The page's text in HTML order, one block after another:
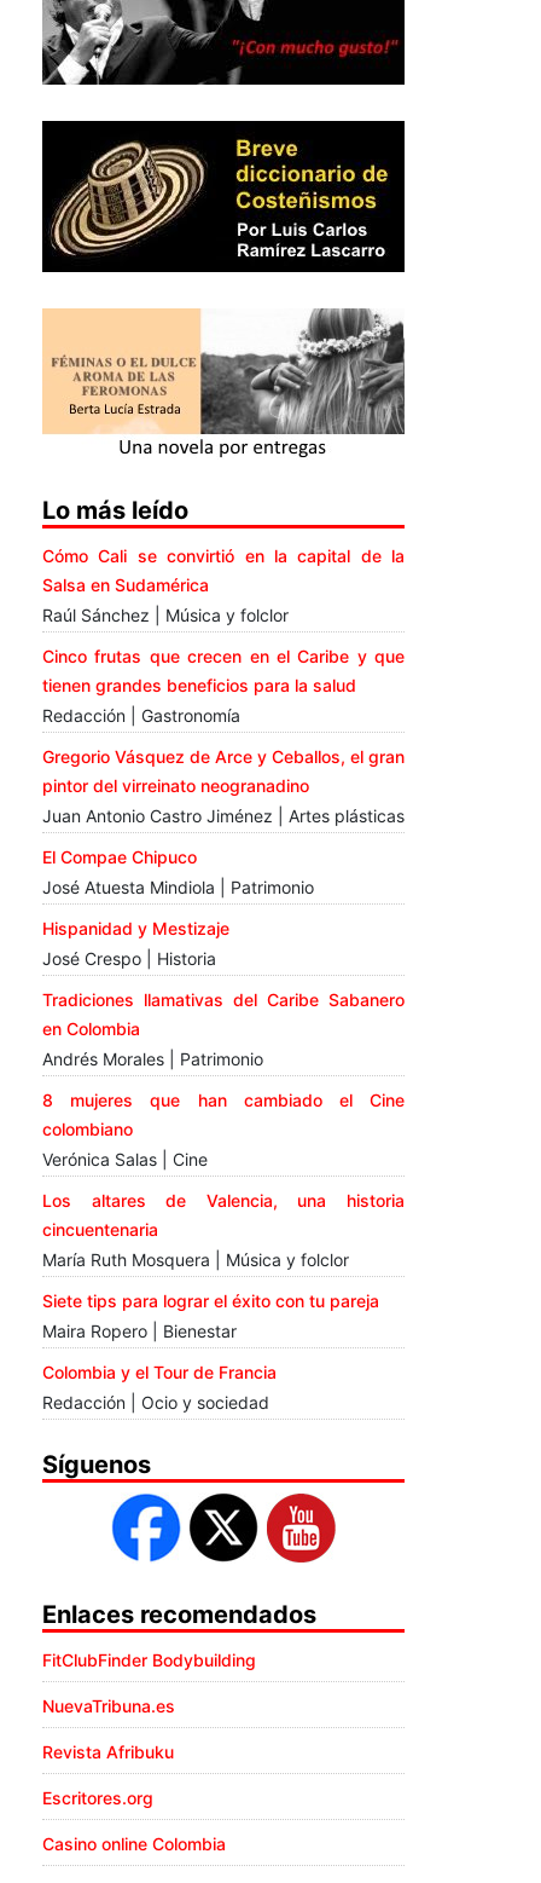
Lo más leído
Cómo Cali se convirtió en la capital de la
Salsa en Sudamérica
Raúl Sánchez | Música y folclor
Cinco frutas que crecen en el Caribe y que
tienen grandes beneficios para la salud
Redacción | Gastronomía
Gregorio Vásquez de Arce y Ceballos, el gran
pintor del virreinato neogranadino
Juan Antonio Castro Jiménez | Artes plásticas
El Compae Chipuco
José Atuesta Mindiola | Patrimonio
Hispanidad y Mestizaje
José Crespo | Historia
Tradiciones llamativas del Caribe Sabanero
en Colombia
Andrés Morales | Patrimonio
8 mujeres que han cambiado el Cine
colombiano
Verónica Salas | Cine
Los altares de Valencia, una historia
cincuentenaria
María Ruth Mosquera | Música y folclor
Siete tips para lograr el éxito con tu pareja
Maira Ropero | Bienestar
Colombia y el Tour de Francia
Redacción | Ocio y sociedad
Síguenos
Enlaces recomendados
FitClubFinder Bodybuilding
NuevaTribuna.es
Revista Afribuku
Escritores.org
Casino online Colombia